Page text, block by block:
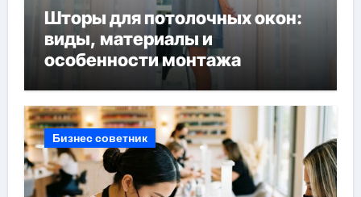
Шторы для потолочных окон:
виды, материалы и
особенности монтажа
Бизнес советник